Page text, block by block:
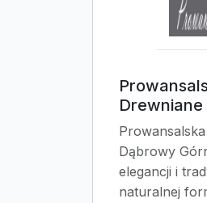
Dąbrowy
elegancji i
naturalnej